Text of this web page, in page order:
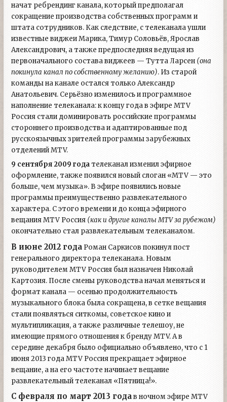
начат ребрендинг канала, который предполагал
сокращение производства собственных программ и
штата сотрудников. Как следствие, с телеканала ушли
известные виджеи Марика, Тимур Соловьёв, Ярослав
Александрович, а также предпоследняя ведущая из
первоначального состава виджеев — Тутта Ларсен (она
покинула канал по собственному желанию). Из старой
команды на канале остался только Александр
Анатольевич. Серьёзно изменилось и программное
наполнение телеканала: к концу года в эфире MTV
Россия стали доминировать российские программы
стороннего производства и адаптированные под
русскоязычных зрителей программы зарубежных
отделений MTV.
9 сентября 2009 года телеканал изменил эфирное
оформление, также появился новый слоган «MTV — это
больше, чем музыка». В эфире появились новые
программы преимущественно развлекательного
характера. С этого времени и до конца эфирного
вещания MTV Россия (как и другие каналы MTV за рубежом)
окончательно стал развлекательным телеканалом.
В июне 2012 года Роман Саркисов покинул пост
генерального директора телеканала. Новым
руководителем MTV Россия был назначен Николай
Картозия. После смены руководства начал меняться и
формат канала — осенью продолжительность
музыкального блока была сокращена, в сетке вещания
стали появляться ситкомы, советское кино и
мультипликация, а также различные телешоу, не
имеющие прямого отношения к бренду MTV. А в
середине декабря было официально объявлено, что с 1
июня 2013 года MTV Россия прекращает эфирное
вещание, а на его частоте начинает вещание
развлекательный телеканал «Пятница!».
С февраля по март 2013 годав ночном эфире MTV